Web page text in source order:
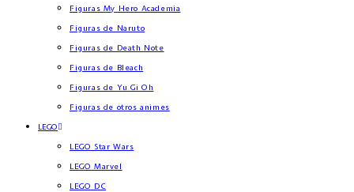
Figuras My Hero Academia
Figuras de Naruto
Figuras de Death Note
Figuras de Bleach
Figuras de Yu Gi Oh
Figuras de otros animes
LEGO
LEGO Star Wars
LEGO Marvel
LEGO DC